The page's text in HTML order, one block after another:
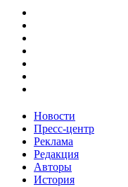
Новости
Пресс-центр
Реклама
Редакция
Авторы
История